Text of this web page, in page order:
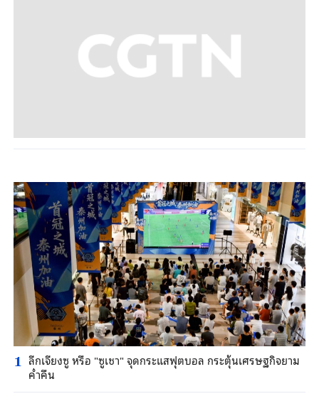
1 ลีกเจียงซู หรือ "ซูเชา" จุดกระแสฟุตบอล กระตุ้นเศรษฐกิจยาม
ค่ำคืน